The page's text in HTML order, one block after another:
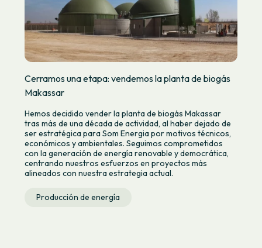
Cerramos una etapa: vendemos la planta de biogás
Makassar
Hemos decidido vender la planta de biogás Makassar
tras más de una década de actividad, al haber dejado de
ser estratégica para Som Energia por motivos técnicos,
económicos y ambientales. Seguimos comprometidos
con la generación de energía renovable y democrática,
centrando nuestros esfuerzos en proyectos más
alineados con nuestra estrategia actual.
Producción de energía